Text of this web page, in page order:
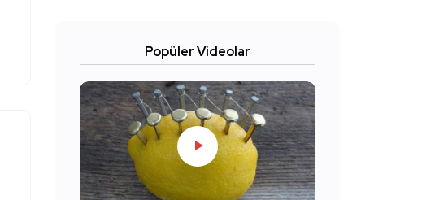
Popüler Videolar